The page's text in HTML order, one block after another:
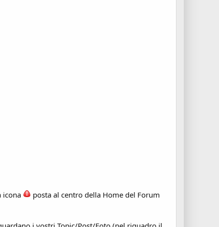
icona posta al centro della Home del Forum